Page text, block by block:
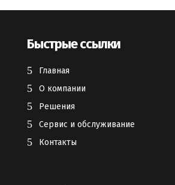
Быстрые ссылки
Главная
О компании
Решения
Сервис и обслуживание
Контакты